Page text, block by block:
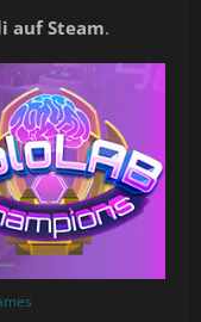
auf Steam.